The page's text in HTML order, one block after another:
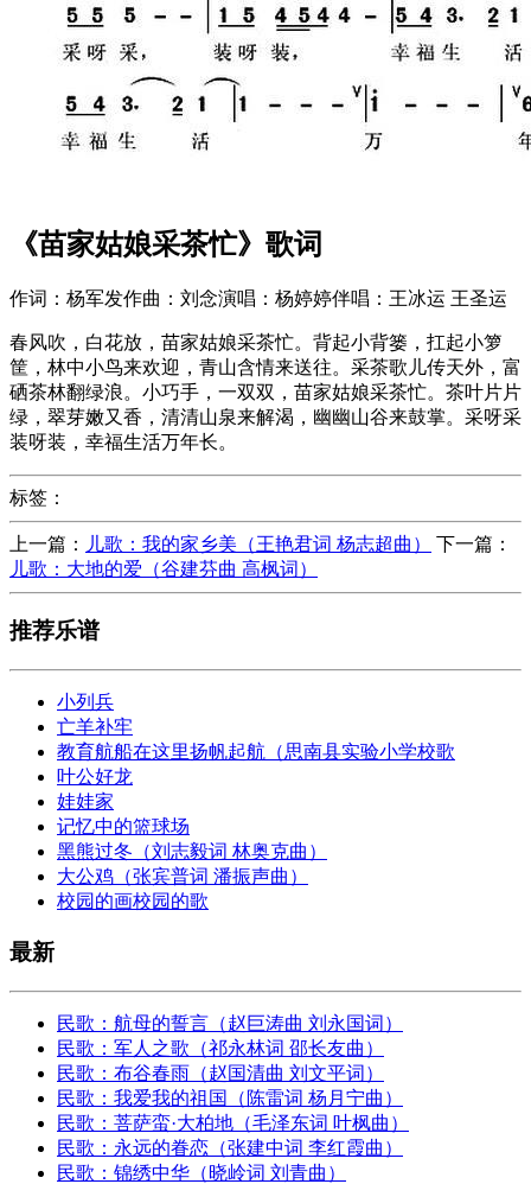
《苗家姑娘采茶忙》歌词
作词：杨军发作曲：刘念演唱：杨婷婷伴唱：王冰运 王圣运
春风吹，白花放，苗家姑娘采茶忙。背起小背篓，扛起小箩
筐，林中小鸟来欢迎，青山含情来送往。采茶歌儿传天外，富
硒茶林翻绿浪。小巧手，一双双，苗家姑娘采茶忙。茶叶片片
绿，翠芽嫩又香，清清山泉来解渴，幽幽山谷来鼓掌。采呀采
装呀装，幸福生活万年长。
标签：
上一篇： 儿歌：我的家乡美（王艳君词 杨志超曲）
下一篇：
儿歌：大地的爱（谷建芬曲 高枫词）
推荐乐谱
小列兵
亡羊补牢
教育航船在这里扬帆起航（思南县实验小学校歌
叶公好龙
娃娃家
记忆中的篮球场
黑熊过冬（刘志毅词 林奥克曲）
大公鸡（张宾普词 潘振声曲）
校园的画校园的歌
最新
民歌：航母的誓言（赵巨涛曲 刘永国词）
民歌：军人之歌（祁永林词 邵长友曲）
民歌：布谷春雨（赵国清曲 刘文平词）
民歌：我爱我的祖国（陈雷词 杨月宁曲）
民歌：菩萨蛮·大柏地（毛泽东词 叶枫曲）
民歌：永远的眷恋（张建中词 李红霞曲）
民歌：锦绣中华（晓岭词 刘青曲）